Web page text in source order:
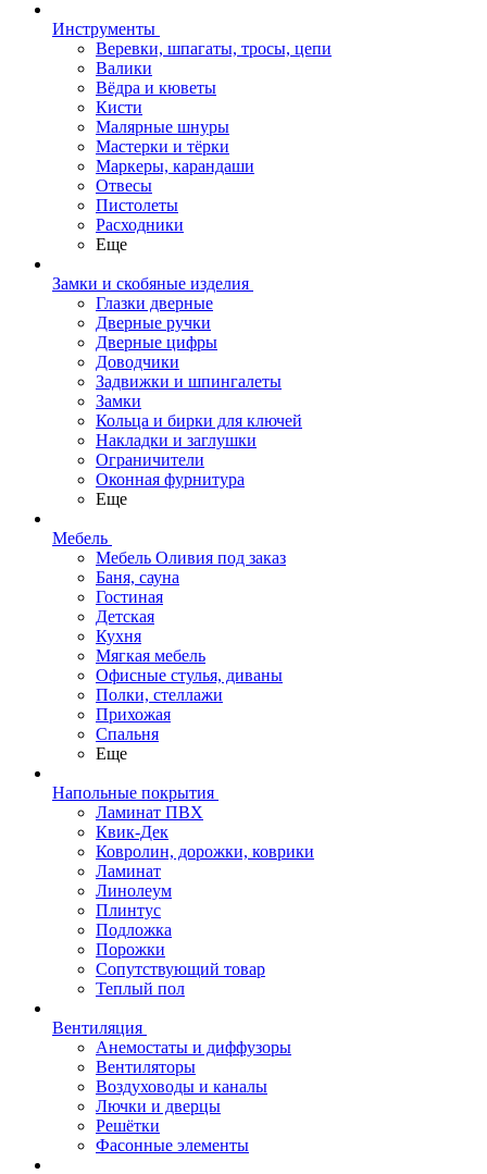
Инструменты
Веревки, шпагаты, тросы, цепи
Валики
Вёдра и кюветы
Кисти
Малярные шнуры
Мастерки и тёрки
Маркеры, карандаши
Отвесы
Пистолеты
Расходники
Еще
Замки и скобяные изделия
Глазки дверные
Дверные ручки
Дверные цифры
Доводчики
Задвижки и шпингалеты
Замки
Кольца и бирки для ключей
Накладки и заглушки
Ограничители
Оконная фурнитура
Еще
Мебель
Мебель Оливия под заказ
Баня, сауна
Гостиная
Детская
Кухня
Мягкая мебель
Офисные стулья, диваны
Полки, стеллажи
Прихожая
Спальня
Еще
Напольные покрытия
Ламинат ПВХ
Квик-Дек
Ковролин, дорожки, коврики
Ламинат
Линолеум
Плинтус
Подложка
Порожки
Сопутствующий товар
Теплый пол
Вентиляция
Анемостаты и диффузоры
Вентиляторы
Воздуховоды и каналы
Лючки и дверцы
Решётки
Фасонные элементы